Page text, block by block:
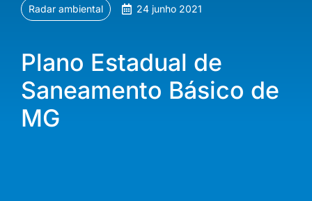
Radar ambiental 24 junho 2021
Plano Estadual de
Saneamento Básico de
MG